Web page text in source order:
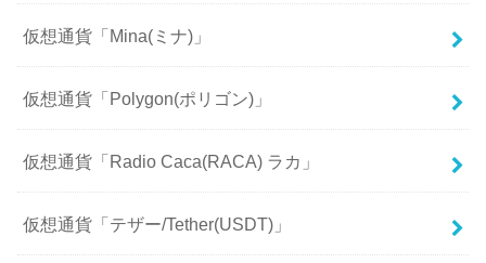
仮想通貨「Mina(ミナ)」
仮想通貨「Polygon(ポリゴン)」
仮想通貨「Radio Caca(RACA) ラカ」
仮想通貨「テザー/Tether(USDT)」